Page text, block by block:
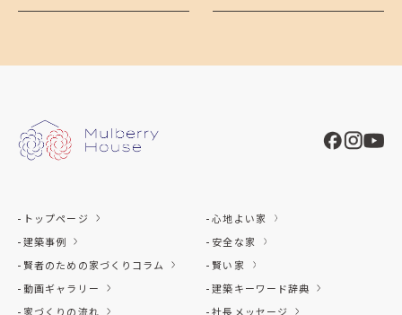
トップページ
建築事例
賢者のための家づくりコラム
動画ギャラリー
家づくりの流れ
心地よい家
安全な家
賢い家
建築キーワード辞典
社長メッセージ